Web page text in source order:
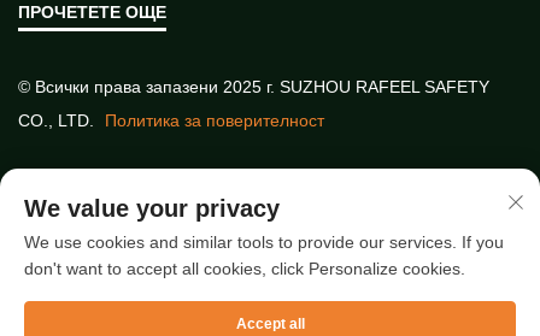
ПРОЧЕТЕТЕ ОЩЕ
© Всички права запазени 2025 г. SUZHOU RAFEEL SAFETY
CO., LTD.
Политика за поверителност
Най-нови статии
We value your privacy
We use cookies and similar tools to provide our services. If you
don't want to accept all cookies, click Personalize cookies.
Accept all